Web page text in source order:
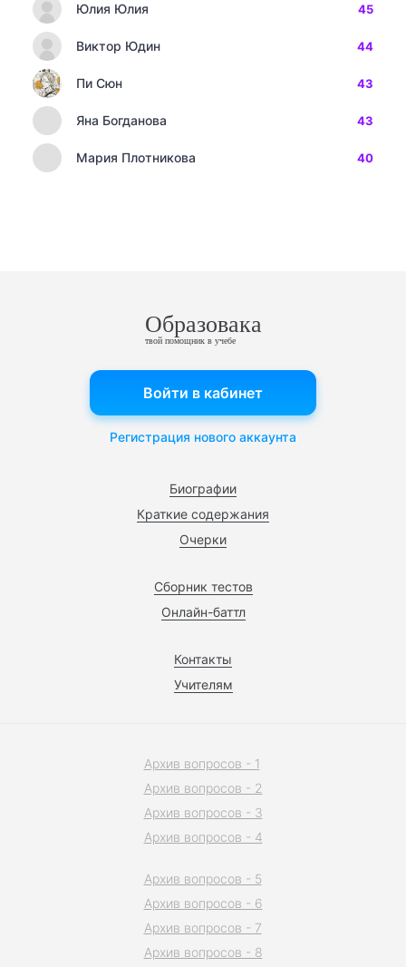
Юлия Юлия 45
Виктор Юдин 44
Пи Сюн 43
Яна Богданова 43
Мария Плотникова 40
Образовака
твой помощник в учебе
Биографии
Краткие содержания
Очерки
Сборник тестов
Онлайн-баттл
Контакты
Учителям
Войти в кабинет
Регистрация нового аккаунта
Архив вопросов - 1
Архив вопросов - 2
Архив вопросов - 3
Архив вопросов - 4
Архив вопросов - 5
Архив вопросов - 6
Архив вопросов - 7
Архив вопросов - 8